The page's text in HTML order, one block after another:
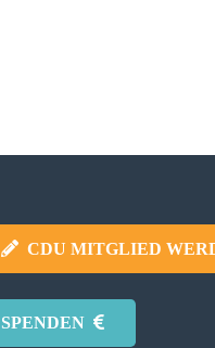
CDU MITGLIED
SPENDEN